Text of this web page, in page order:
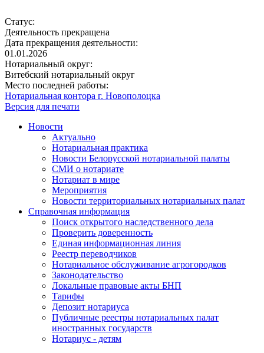
Статус:
Деятельность прекращена
Дата прекращения деятельности:
01.01.2026
Нотариальный округ:
Витебский нотариальный округ
Место последней работы:
Нотариальная контора г. Новополоцка
Версия для печати
Новости
Актуально
Нотариальная практика
Новости Белорусской нотариальной палаты
СМИ о нотариате
Нотариат в мире
Мероприятия
Новости территориальных нотариальных палат
Справочная информация
Поиск открытого наследственного дела
Проверить доверенность
Единая информационная линия
Реестр переводчиков
Нотариальное обслуживание агрогородков
Законодательство
Локальные правовые акты БНП
Тарифы
Депозит нотариуса
Публичные реестры нотариальных палат
иностранных государств
Нотариус - детям